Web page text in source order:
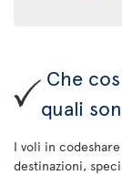
Che
quali
I voli in
destinazioni,